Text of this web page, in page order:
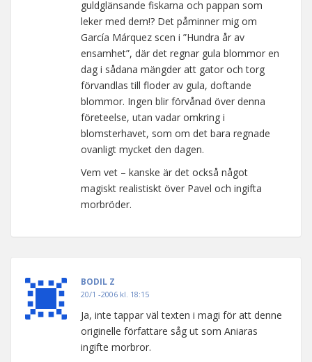
guldglänsande fiskarna och pappan som
leker med dem!? Det påminner mig om
García Márquez scen i ”Hundra år av
ensamhet”, där det regnar gula blommor en
dag i sådana mängder att gator och torg
förvandlas till floder av gula, doftande
blommor. Ingen blir förvånad över denna
företeelse, utan vadar omkring i
blomsterhavet, som om det bara regnade
ovanligt mycket den dagen.
Vem vet – kanske är det också något
magiskt realistiskt över Pavel och ingifta
morbröder.
BODIL Z
20/1 -2006 kl. 18:15
Ja, inte tappar väl texten i magi för att denne
originelle författare såg ut som Aniaras
ingifte morbror.